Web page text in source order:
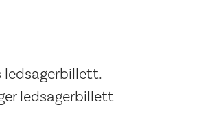
ledsagerbillett.
ledsagerbillett